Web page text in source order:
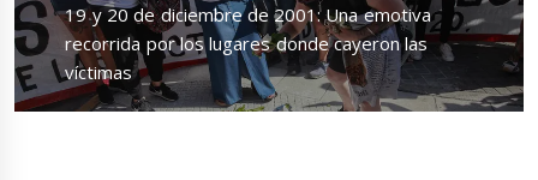
Next
post:
19 y 20 de diciembre de 2001: Una emotiva
recorrida por los lugares donde cayeron las
víctimas